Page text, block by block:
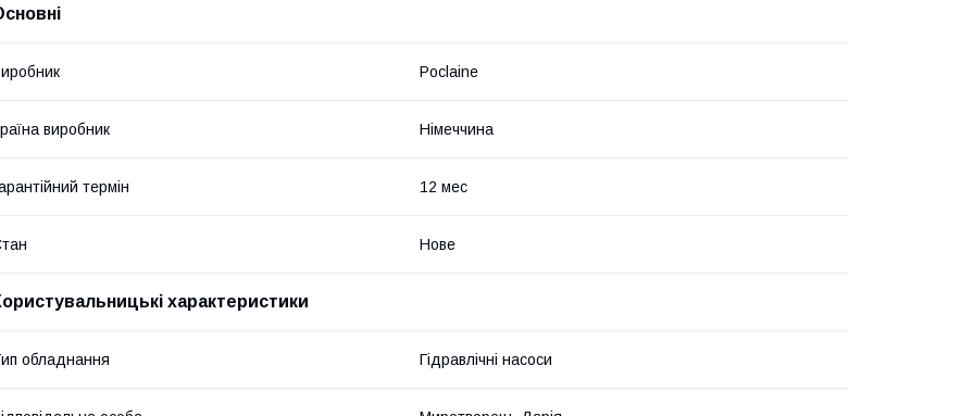
Poclaine
виробник Німеччина
термін 12 мес
Нове
характеристики
обладнання Гідравлічні насоси